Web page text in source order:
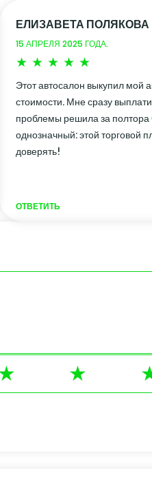
ЕЛИЗАВЕТА ПОЛЯКОВА
15 АПРЕЛЯ 2025 ГОДА.
Этот автосалон выкупил мой
стоимости. Мне сразу
проблемы решила за
однозначный: этой торговой
доверять!
ОТВЕТИТЬ